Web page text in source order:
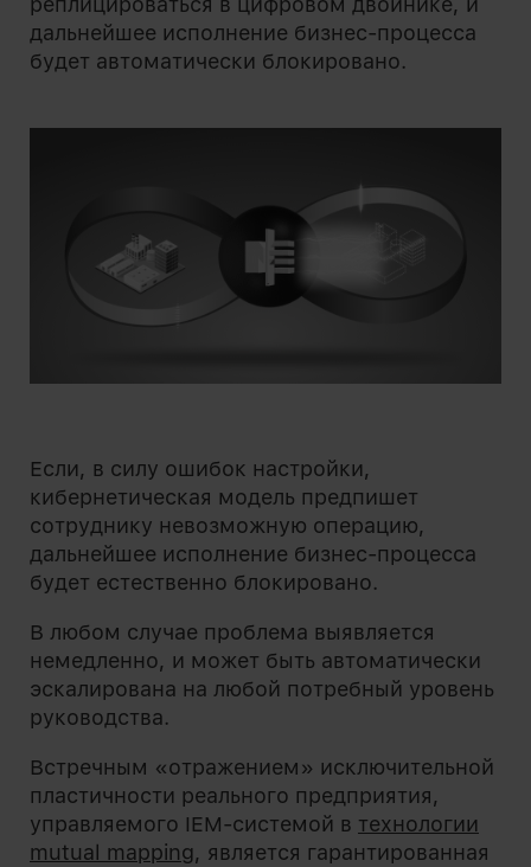
дальнейшее исполнение бизнес-процесса
будет автоматически блокировано.
Если, в силу ошибок настройки,
кибернетическая модель предпишет
сотруднику невозможную операцию,
дальнейшее исполнение бизнес-процесса
будет естественно блокировано.
В любом случае проблема выявляется
немедленно, и может быть автоматически
эскалирована на любой потребный уровень
руководства.
Встречным «отражением» исключительной
пластичности реального предприятия,
управляемого IEM-системой в технологии
mutual mapping, является гарантированная